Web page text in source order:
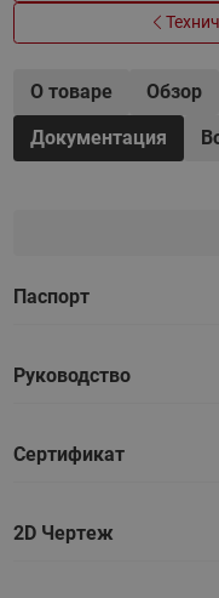
О товаре Обзор
Документация
Паспорт
Руководство
Сертификат
2D Чертеж